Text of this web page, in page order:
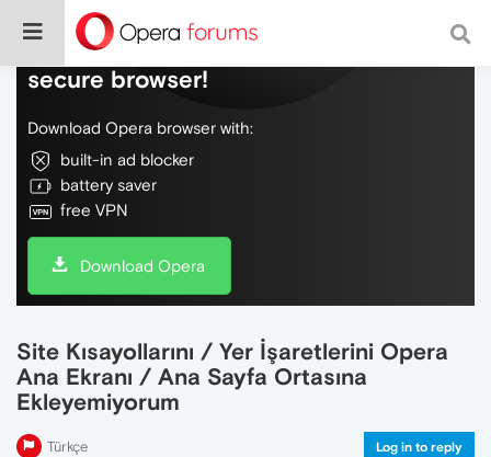
Do more on the web, with a fast and
secure browser!
Download Opera browser with:
built-in ad blocker
battery saver
free VPN
Download Opera
Site Kısayollarını / Yer İşaretlerini Opera
Ana Ekranı / Ana Sayfa Ortasına
Ekleyemiyorum
Türkçe Log in to reply